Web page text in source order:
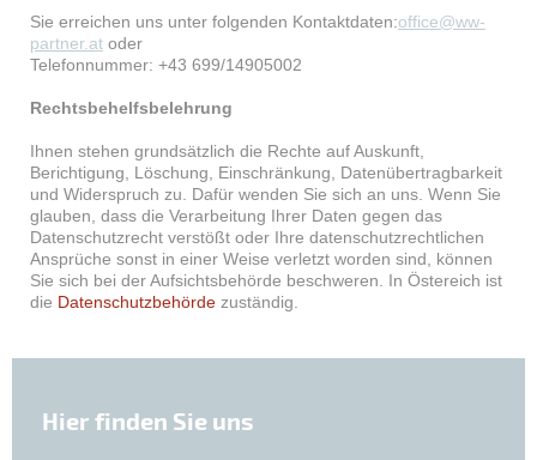
Sie erreichen uns unter folgenden Kontaktdaten:office@ww-
partner.at oder
Telefonnummer: +43 699/14905002
Rechtsbehelfsbelehrung
Ihnen stehen grundsätzlich die Rechte auf Auskunft,
Berichtigung, Löschung, Einschränkung, Datenübertragbarkeit
und Widerspruch zu. Dafür wenden Sie sich an uns. Wenn Sie
glauben, dass die Verarbeitung Ihrer Daten gegen das
Datenschutzrecht verstößt oder Ihre datenschutzrechtlichen
Ansprüche sonst in einer Weise verletzt worden sind, können
Sie sich bei der Aufsichtsbehörde beschweren. In Östereich ist
die Datenschutzbehörde zuständig.
Hier finden Sie uns